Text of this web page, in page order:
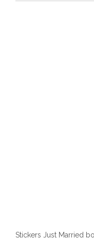
Stickers Just Married